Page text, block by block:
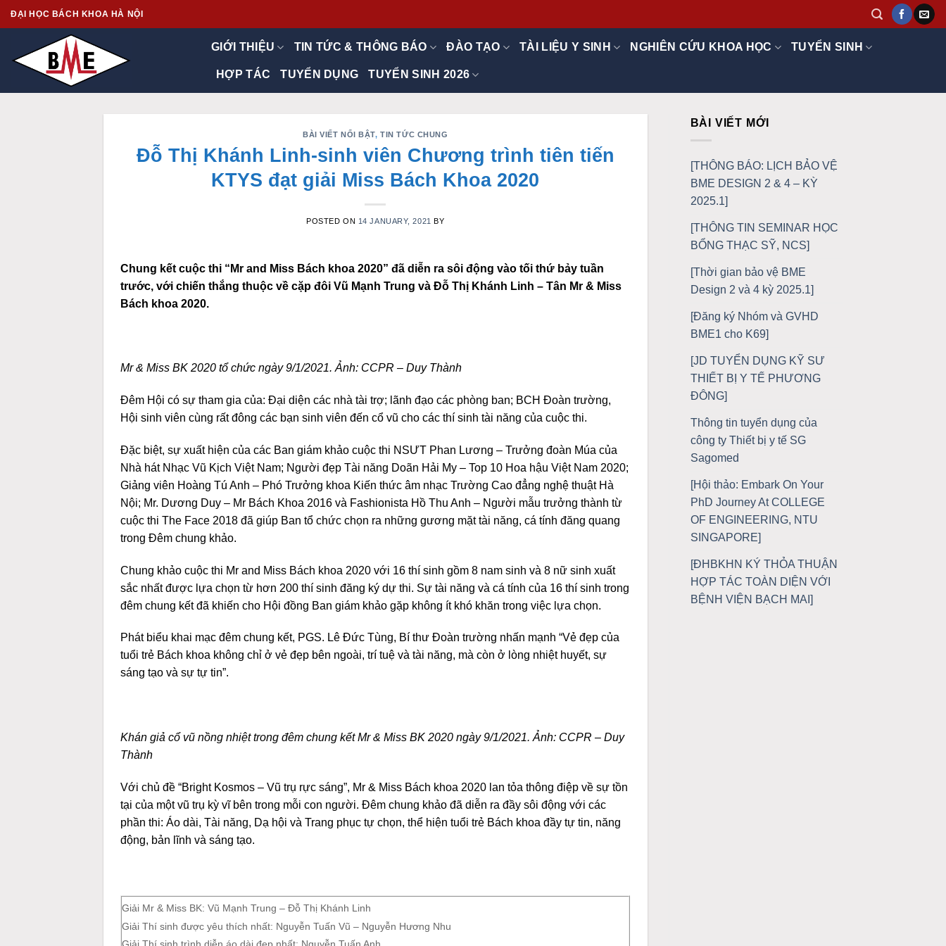
Skip
to
ĐẠI HỌC BÁCH KHOA HÀ NỘI
GIỚI THIỆU TIN TỨC & THÔNG BÁO ĐÀO TẠO TÀI LIỆU Y SINH NGHIÊN CỨU KHOA HỌC TUYỂN SINH
HỢP TÁC TUYỂN DỤNG TUYỂN SINH 2026
BÀI VIẾT NỔI BẬT,TIN TỨC CHUNG
Đỗ Thị Khánh Linh-sinh viên Chương trình tiên tiến
KTYS đạt giải Miss Bách Khoa 2020
POSTED ON 14 JANUARY, 2021 BY
Chung kết cuộc thi “Mr and Miss Bách khoa 2020” đã diễn ra sôi động vào tối thứ bảy tuần
trước, với chiến thắng thuộc về cặp đôi Vũ Mạnh Trung và Đỗ Thị Khánh Linh – Tân Mr & Miss
Bách khoa 2020.
Mr & Miss BK 2020 tổ chức ngày 9/1/2021. Ảnh: CCPR – Duy Thành
Đêm Hội có sự tham gia của: Đại diện các nhà tài trợ; lãnh đạo các phòng ban; BCH Đoàn trường,
Hội sinh viên cùng rất đông các bạn sinh viên đến cổ vũ cho các thí sinh tài năng của cuộc thi.
Đặc biệt, sự xuất hiện của các Ban giám khảo cuộc thi NSƯT Phan Lương – Trưởng đoàn Múa của
Nhà hát Nhạc Vũ Kịch Việt Nam; Người đẹp Tài năng Doãn Hải My – Top 10 Hoa hậu Việt Nam 2020;
Giảng viên Hoàng Tú Anh – Phó Trưởng khoa Kiến thức âm nhạc Trường Cao đẳng nghệ thuật Hà
Nội; Mr. Dương Duy – Mr Bách Khoa 2016 và Fashionista Hồ Thu Anh – Người mẫu trưởng thành từ
cuộc thi The Face 2018 đã giúp Ban tổ chức chọn ra những gương mặt tài năng, cá tính đăng quang
trong Đêm chung khảo.
Chung khảo cuộc thi Mr and Miss Bách khoa 2020 với 16 thí sinh gồm 8 nam sinh và 8 nữ sinh xuất
sắc nhất được lựa chọn từ hơn 200 thí sinh đăng ký dự thi. Sự tài năng và cá tính của 16 thí sinh trong
đêm chung kết đã khiến cho Hội đồng Ban giám khảo gặp không ít khó khăn trong việc lựa chọn.
Phát biểu khai mạc đêm chung kết, PGS. Lê Đức Tùng, Bí thư Đoàn trường nhấn mạnh “Vẻ đẹp của
tuổi trẻ Bách khoa không chỉ ở vẻ đẹp bên ngoài, trí tuệ và tài năng, mà còn ở lòng nhiệt huyết, sự
sáng tạo và sự tự tin”.
Khán giả cổ vũ nồng nhiệt trong đêm chung kết Mr & Miss BK 2020 ngày 9/1/2021. Ảnh: CCPR – Duy
Thành
Với chủ đề “Bright Kosmos – Vũ trụ rực sáng”, Mr & Miss Bách khoa 2020 lan tỏa thông điệp về sự tồn
tại của một vũ trụ kỳ vĩ bên trong mỗi con người. Đêm chung khảo đã diễn ra đầy sôi động với các
phần thi: Áo dài, Tài năng, Dạ hội và Trang phục tự chọn, thể hiện tuổi trẻ Bách khoa đầy tự tin, năng
động, bản lĩnh và sáng tạo.
Giải Mr & Miss BK: Vũ Mạnh Trung – Đỗ Thị Khánh Linh
Giải Thí sinh được yêu thích nhất: Nguyễn Tuấn Vũ – Nguyễn Hương Nhu
Giải Thí sinh trình diễn áo dài đẹp nhất: Nguyễn Tuấn Anh
BÀI VIẾT MỚI
[THÔNG BÁO: LỊCH BẢO VỆ
BME DESIGN 2 & 4 – KỲ
2025.1]
[THÔNG TIN SEMINAR HỌC
BỔNG THẠC SỸ, NCS]
[Thời gian bảo vệ BME
Design 2 và 4 kỳ 2025.1]
[Đăng ký Nhóm và GVHD
BME1 cho K69]
[JD TUYỂN DỤNG KỸ SƯ
THIẾT BỊ Y TẾ PHƯƠNG
ĐÔNG]
Thông tin tuyển dụng của
công ty Thiết bị y tế SG
Sagomed
[Hội thảo: Embark On Your
PhD Journey At COLLEGE
OF ENGINEERING, NTU
SINGAPORE]
[ĐHBKHN KÝ THỎA THUẬN
HỢP TÁC TOÀN DIỆN VỚI
BỆNH VIỆN BẠCH MAI]